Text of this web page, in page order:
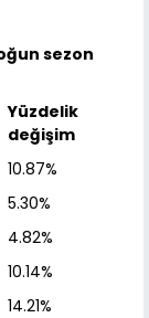
sezon
Yüzdelik
değişim
10.87%
5.30%
4.82%
10.14%
14.21%